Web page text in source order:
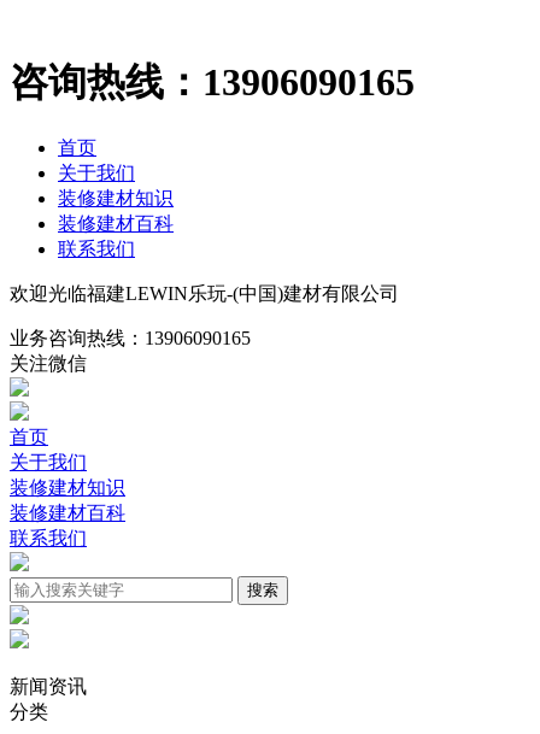
咨询热线： 13906090165
首页
关于我们
装修建材知识
装修建材百科
联系我们
欢迎光临福建LEWIN乐玩-(中国)建材有限公司
业务咨询热线： 13906090165
关注微信
首页
关于我们
装修建材知识
装修建材百科
联系我们
新闻资讯
分类